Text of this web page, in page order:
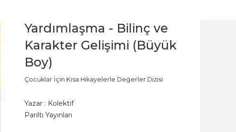
Yardımlaşma - Bilinç ve
Karakter Gelişimi (Büyük
Boy)
Çocuklar İçin Kısa Hikayelerle Değerler Dizisi
Yazar : Kolektif
Parıltı Yayınları